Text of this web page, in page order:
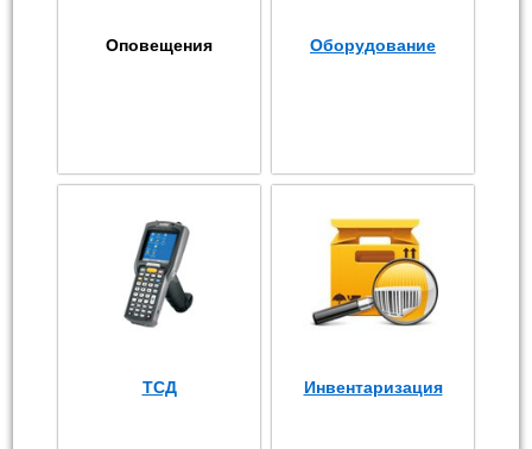
Оповещения Оборудование
ТСД Инвентаризация